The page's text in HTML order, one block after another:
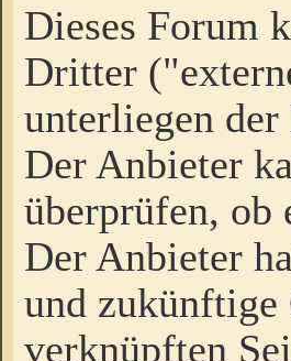
Dieses Forum
Dritter
unterliegen
Der Anbieter
überprüfen, ob
Der Anbieter
und zukünftige
verknüpften